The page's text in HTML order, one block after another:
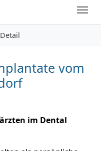
Detail
vom
im Dental